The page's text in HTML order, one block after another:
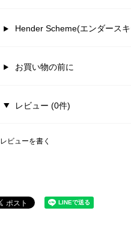
Hender Scheme(エンダース
お買い物の前に
レビュー (0件)
レビューを書く